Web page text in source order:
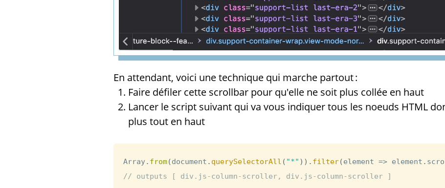
En attendant, voici une technique qui marche partout :
Faire défiler cette scrollbar pour qu'elle ne soit plus collée en haut
Lancer le script suivant qui va vous indiquer tous les noeuds HTML
plus tout en haut
Array. from(document . querySelectorAll ( "*" ) ) . filter(element => element .
// outputs [ div.js-column-scroller, div.js-column-scroller ]